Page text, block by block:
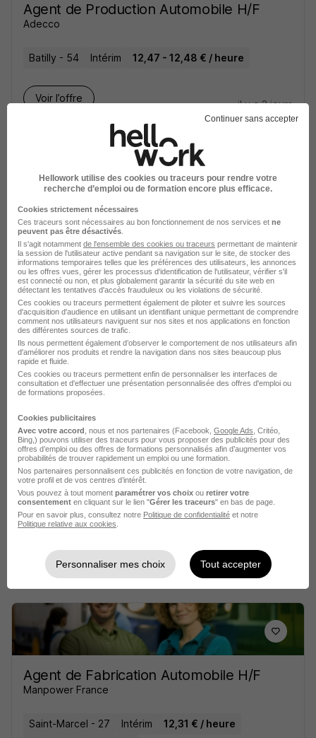
Agent de Production Automobile H/F
Adecco
Batilly - 54 Intérim 12,47 - 12,48 € / heure
Voir l’offre
il y a 2 jours
Agent de Production Automobile CDI-I
H/F
Adecco
Batilly - 54 CDI 12,47 - 12,48 € / heure
Voir l’offre
il y a 2 jours
Agent de Fabrication Automobile à
Genay 69 H/F
Manpower France
Genay - 69 Intérim
12,31 € / heure
Début le 14 sept.
+ 1
Voir l’offre
il y a 1 jour
Agent de Fabrication Automobile H/F
Manpower France
Saint-Marcel - 27 Intérim
12,31 € / heure
Continuer sans accepter
Hellowork utilise des cookies ou traceurs pour rendre votre
recherche d’emploi ou de formation encore plus efficace.
Cookies strictement nécessaires
Ces traceurs sont nécessaires au bon fonctionnement de nos services et ne
peuvent pas être désactivés
Il s'agit notamment de l'ensemble des cookies ou traceurs permettant de maintenir
la session de l'utilisateur active pendant sa navigation sur le site, de stocker des
informations temporaires telles que les préférences des utilisateurs, les annonces
ou les offres vues, gérer les processus d'identification de l'utilisateur, vérifier s'il
est connecté ou non, et plus globalement garantir la sécurité du site web en
détectant les tentatives d'accès frauduleux ou les violations de sécurité.
Ces cookies ou traceurs permettent également de piloter et suivre les sources
d'acquisition d'audience en utilisant un identifiant unique permettant de comprendre
comment nos utilisateurs naviguent sur nos sites et nos applications en fonction
des différentes sources de trafic.
Ils nous permettent également d’observer le comportement de nos utilisateurs afin
d'améliorer nos produits et rendre la navigation dans nos sites beaucoup plus
rapide et fluide.
Ces cookies ou traceurs permettent enfin de personnaliser les interfaces de
consultation et d'effectuer une présentation personnalisée des offres d'emploi ou
de formations proposées.
Cookies publicitaires
Avec votre accord , nous et nos partenaires (Facebook, Google Ads , Critéo,
Bing,) pouvons utiliser des traceurs pour vous proposer des publicités pour des
offres d’emploi ou des offres de formations personnalisés afin d’augmenter vos
probabilités de trouver rapidement un emploi ou une formation.
Nos partenaires personnalisent ces publicités en fonction de votre navigation, de
votre profil et de vos centres d’intérêt.
Vous pouvez à tout moment paramétrer vos choix ou retirer votre
consentement en cliquant sur le lien "Gérer les traceurs" en bas de page.
Pour en savoir plus, consultez notre Politique de confidentialité et notre
Politique relative aux cookies
Personnaliser mes choix Tout accepter